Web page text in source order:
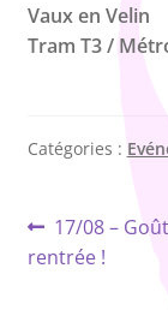
Vaux en Velin
Tram T3 /
Catégories :
de
Article
précédent :
17/08 –
rentrée !